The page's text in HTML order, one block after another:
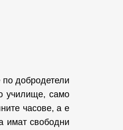
добродетели
училище, само
часове, а е
имат свободни